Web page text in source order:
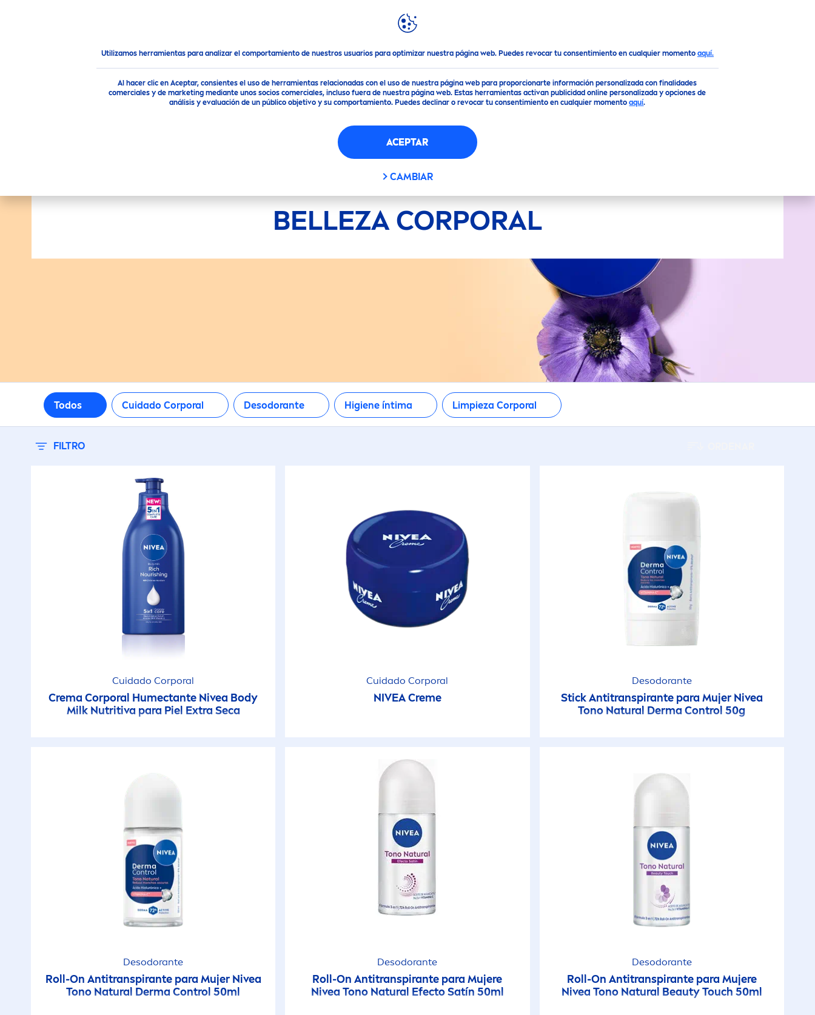
Utilizamos herramientas para analizar el comportamiento de nuestros usuarios para optimizar nuestra página web. Puedes revocar tu consentimiento en cualquier momento aquí.
Al hacer clic en Aceptar, consientes el uso de herramientas relacionadas con el uso de nuestra página web para proporcionarte información personalizada con finalidades
comerciales y de marketing mediante unos socios comerciales, incluso fuera de nuestra página web. Estas herramientas activan publicidad online personalizada y opciones de
análisis y evaluación de un público objetivo y su comportamiento. Puedes declinar o revocar tu consentimiento en cualquier momentoaquí.
ACEPTAR
CAMBIAR
MUNDONIVEA
Cuidado Corporal
BELLEZA CORPORAL
Todos Cuidado Corporal Desodorante Higiene íntima Limpieza Corporal
FILTRO
Cuidado Corporal
Crema Corporal Humectante Nivea Body
Milk Nutritiva para Piel Extra Seca
Cuidado Corporal
NIVEACreme
Desodorante
Stick Antitranspirante para Mujer Nivea
Tono Natural Derma Control 50g
Desodorante
Roll-On Antitranspirante para Mujer Nivea
Tono Natural Derma Control 50ml
Desodorante
Roll-On Antitranspirante para Mujere
NiveaTono Natural Efecto Satín 50ml
Desodorante
Roll-On Antitranspirante para Mujere
NiveaTono Natural BeautyTouch 50ml